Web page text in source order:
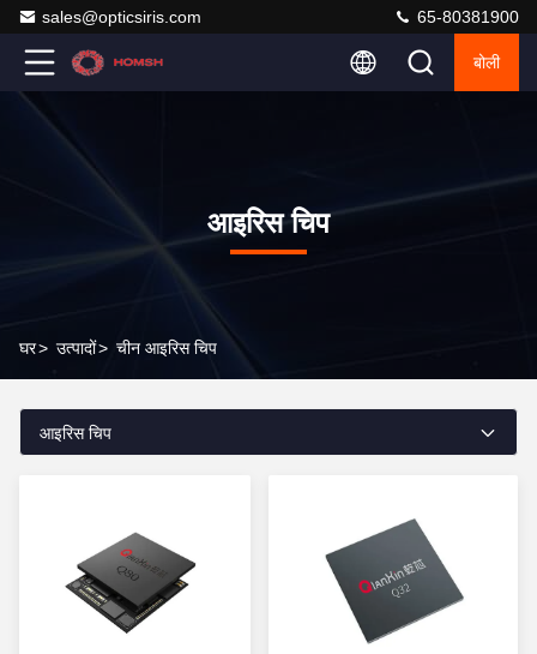
sales@opticsiris.com 65-80381900
बोली
आइरिस चिप
घर> उत्पादों> चीन आइरिस चिप
आइरिस चिप